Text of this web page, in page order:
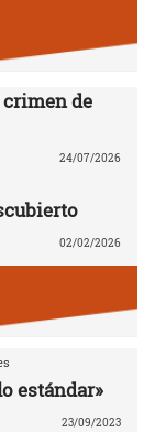
crimen de
24/07/2026
02/02/2026
estándar»
23/09/2023